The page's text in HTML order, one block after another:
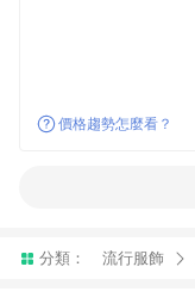
價格趨勢怎麼看？
分類： 流行服飾